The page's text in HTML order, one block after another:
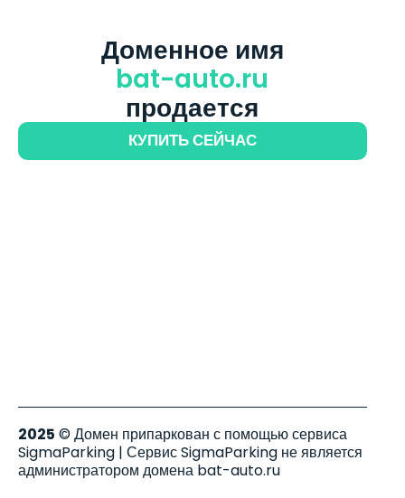
Доменное имя
bat-auto.ru
продается
КУПИТЬ СЕЙЧАС
2025 © Домен припаркован с помощью сервиса
SigmaParking | Сервис SigmaParking не является
администратором домена bat-auto.ru